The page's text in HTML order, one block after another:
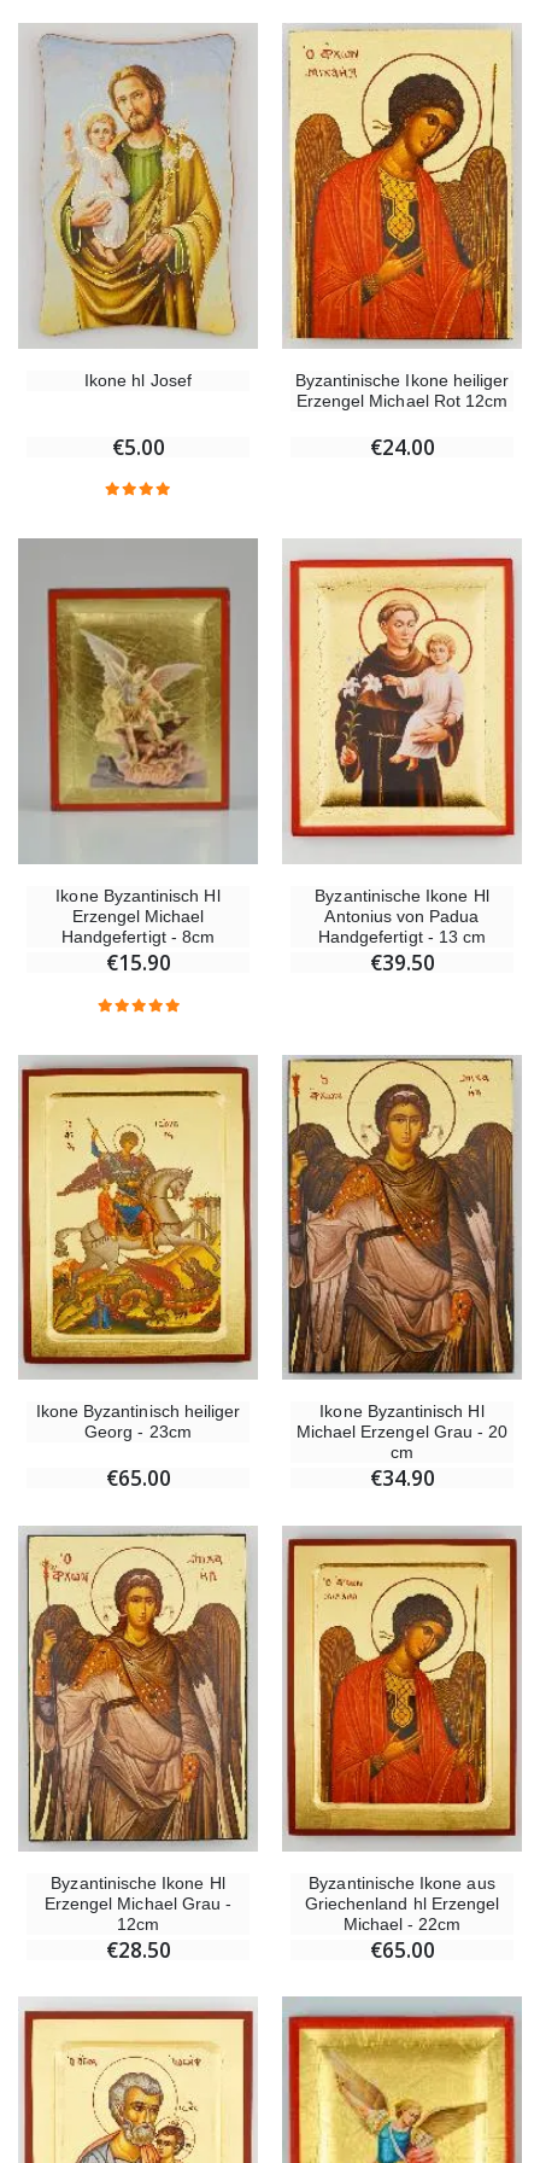
Ikone hl Josef
€5.00
Byzantinische Ikone heiliger
Erzengel Michael Rot 12cm
€24.00
Ikone Byzantinisch Hl
Erzengel Michael
Handgefertigt - 8cm
€15.90
Byzantinische Ikone Hl
Antonius von Padua
Handgefertigt - 13 cm
€39.50
Ikone Byzantinisch heiliger
Georg - 23cm
€65.00
Ikone Byzantinisch Hl
Michael Erzengel Grau - 20
cm
€34.90
Byzantinische Ikone Hl
Erzengel Michael Grau -
12cm
€28.50
Byzantinische Ikone aus
Griechenland hl Erzengel
Michael - 22cm
€65.00
€59.90 €6.00